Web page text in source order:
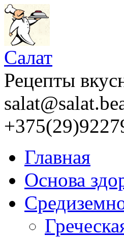
Салат
Рецепты
Главная
Основа